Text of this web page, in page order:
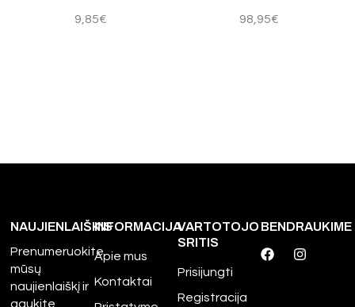
9,85€ 98,95€
NAUJIENLAIŠKIS
Prenumeruokite
mūsų
naujienlaiškį ir
gaukite
INFORMACIJA
Apie mus
Kontaktai
VARTOTOJO
SRITIS
Prisijungti
Registracija
BENDRAUKIME